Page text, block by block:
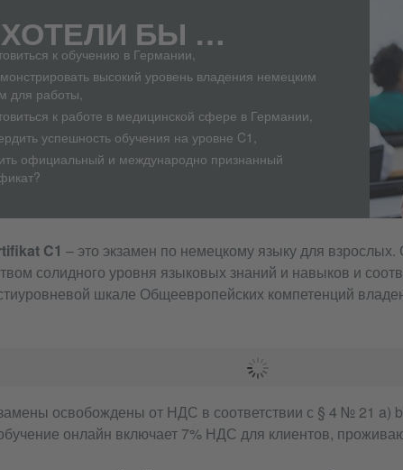
БЫ …
к обучению в Германии,
высокий уровень владения немецким
для работы,
к работе в медицинской сфере в Германии,
успешность обучения на уровне C1,
официальный и международно признанный
C1 – это экзамен по немецкому языку для взрослых.
солидного уровня языковых знаний и навыков и
шкале Общеевропейских компетенций
освобождены от НДС в соответствии с § 4 № 21 a)
онлайн включает 7% НДС для клиентов,